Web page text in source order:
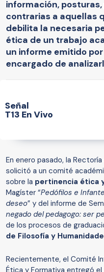
información,
contrarias a aquellas
debilita la necesaria
ética de un trabajo
un informe emitido
encargado de
Señal
T13 En Vivo
En enero pasado, la
solicitó a un comité
sobre la pertinencia ética
Magíster “Pedófilos e
deseo” y del informe de
negado del pedagogo: ser
de los procesos de
de Filosofía y
Recientemente, el Comité